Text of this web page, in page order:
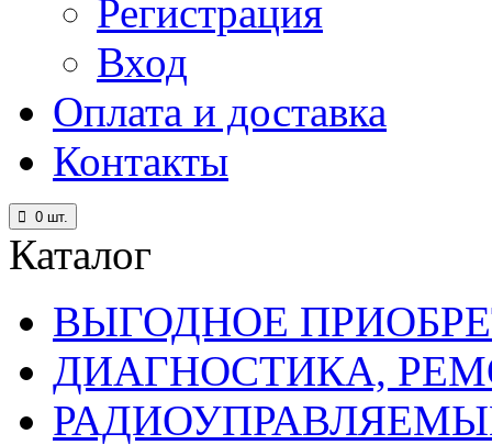
Регистрация
Вход
Оплата и доставка
Контакты
0 шт.
Каталог
ВЫГОДНОЕ
ДИАГНОСТИКА,